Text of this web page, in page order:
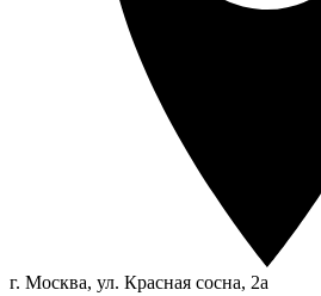
г. Москва, ул. Красная сосна, 2а